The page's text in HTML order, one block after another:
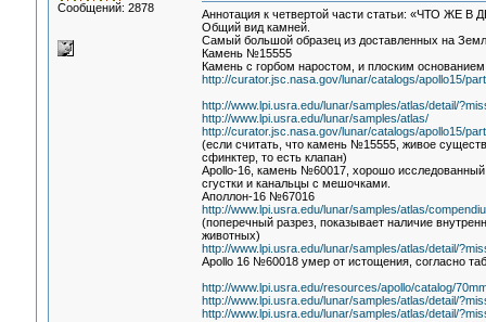
Сообщений: 2878
Аннотация к четвертой части статьи: «ЧТО
Общий вид камней.
Самый большой образец из доставленных на
Камень №15555
Камень с горбом наростом, и плоским
http://curator.jsc.nasa.gov/lunar/catalogs/apollo15/
http://www.lpi.usra.edu/lunar/samples/atlas/detail/
http://www.lpi.usra.edu/lunar/samples/atlas/
http://curator.jsc.nasa.gov/lunar/catalogs/apollo15/
(если считать, что камень №15555, живое
сфинктер, то есть клапан)
Apollo-16, камень №60017, хорошо
сгустки и канальцы с мешочками.
Аполлон-16 №67016
http://www.lpi.usra.edu/lunar/samples/atlas/
(поперечный разрез, показывает наличие
животных)
http://www.lpi.usra.edu/lunar/samples/atlas/detail/
Apollo 16 №60018 умер от истощения, согласно
http://www.lpi.usra.edu/resources/apollo/catalog/
http://www.lpi.usra.edu/lunar/samples/atlas/detail/
http://www.lpi.usra.edu/lunar/samples/atlas/detail/